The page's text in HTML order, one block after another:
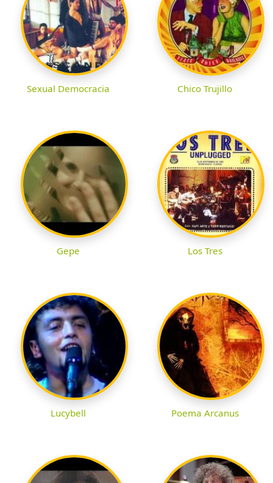
Sexual Democracia Chico Trujillo
Gepe Los Tres
Lucybell Poema Arcanus